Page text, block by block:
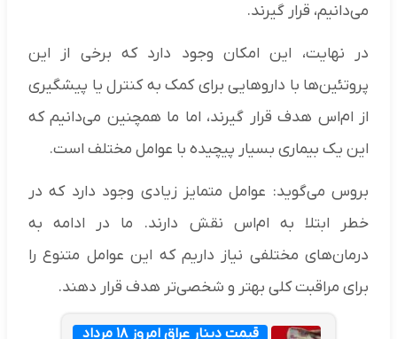
می‌دانیم، قرار گیرند.
در نهایت، این امکان وجود دارد که برخی از این
پروتئین‌ها با داروهایی برای کمک به کنترل یا پیشگیری
از ام‌اس هدف قرار گیرند، اما ما همچنین می‌دانیم که
این یک بیماری بسیار پیچیده با عوامل مختلف است.
بروس می‌گوید: عوامل متمایز زیادی وجود دارد که در
خطر ابتلا به ام‌اس نقش دارند. ما در ادامه به
درمان‌های مختلفی نیاز داریم که این عوامل متنوع را
برای مراقبت کلی بهتر و شخصی‌تر هدف قرار دهند.
قیمت دینار عراق امروز ۱۸ مرداد